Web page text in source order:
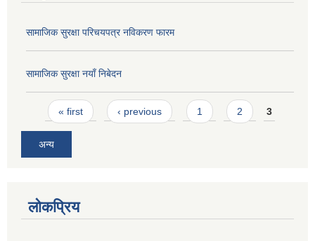
सामाजिक सुरक्षा परिचयपत्र नविकरण फारम
सामाजिक सुरक्षा नयाँ निबेदन
Pages
« first ‹ previous 1 2 3
अन्य
लोकप्रिय